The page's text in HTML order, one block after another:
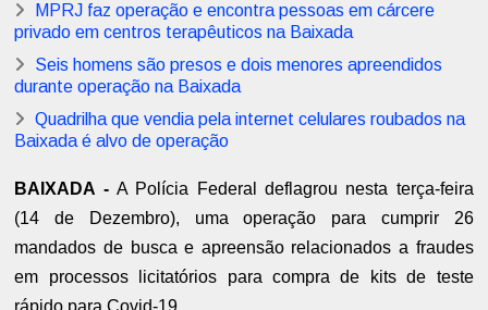
MPRJ faz operação e encontra pessoas em cárcere
privado em centros terapêuticos na Baixada
Seis homens são presos e dois menores apreendidos
durante operação na Baixada
Quadrilha que vendia pela internet celulares roubados na
Baixada é alvo de operação
BAIXADA -A Polícia Federal deflagrou nesta terça-feira
(14 de Dezembro), uma operação para cumprir 26
mandados de busca e apreensão relacionados a fraudes
em processos licitatórios para compra de kits de teste